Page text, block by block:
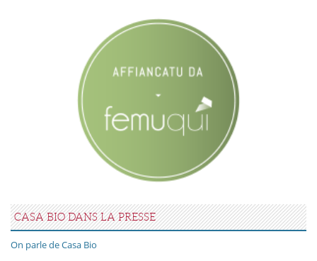
CASA BIO DANS LA PRESSE
On parle de Casa Bio